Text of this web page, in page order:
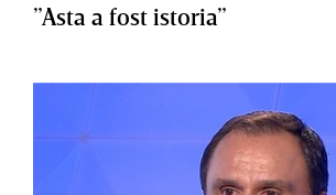
”Asta a fost istoria”